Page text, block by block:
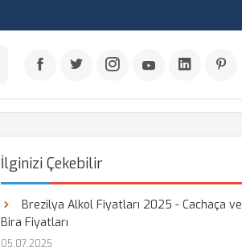
İlginizi Çekebilir
Brezilya Alkol Fiyatları 2025 - Cachaça ve
Bira Fiyatları
05.07.2025